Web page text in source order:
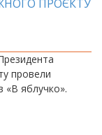
ПРОЄКТУ
провели
«В яблучко».